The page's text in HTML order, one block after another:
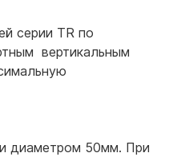
серии TR по
вертикальным
диаметром 50мм. При